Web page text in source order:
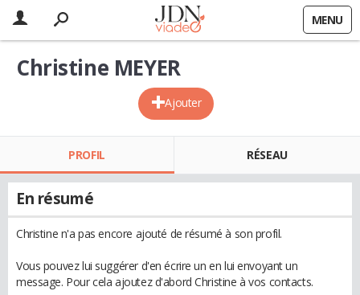
MENU
Ajouter
Christine MEYER
PROFIL RÉSEAU
En résumé
Christine n'a pas encore ajouté de résumé à son profil.
Vous pouvez lui suggérer d'en écrire un en lui envoyant un
message. Pour cela ajoutez d'abord Christine à vos contacts.